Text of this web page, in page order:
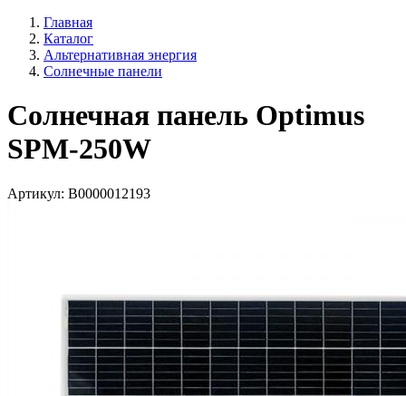
Главная
Каталог
Альтернативная энергия
Солнечные панели
Солнечная панель Optimus
SPM-250W
Артикул: В0000012193